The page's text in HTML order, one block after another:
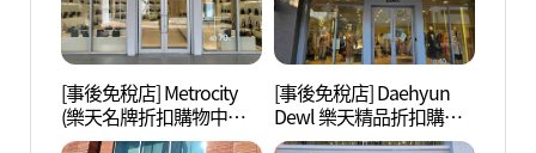
[事後免稅店] Metrocity
(樂天名牌折扣購物中心
器興店)(메트로시티 롯데
[事後免稅店] Daehyun
Dewl 樂天精品折扣購物
中心金海店(듀엘 롯데프